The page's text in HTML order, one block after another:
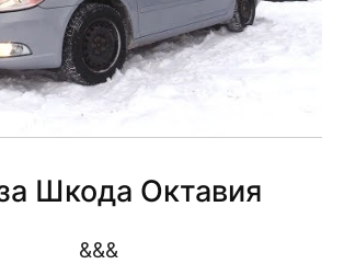
Шкода Октавия
&&&